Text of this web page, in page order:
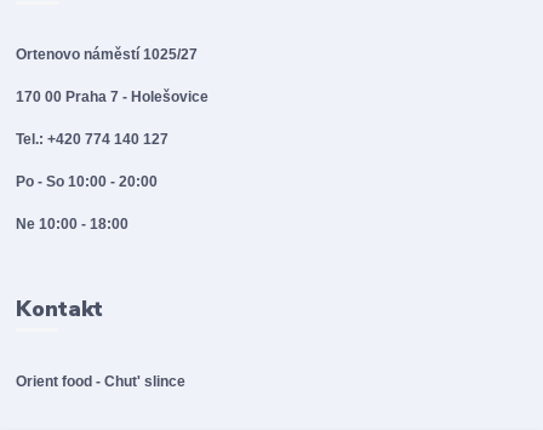
Ortenovo náměstí 1025/27
170 00 Praha 7 - Holešovice
Tel.: +420 774 140 127
Po - So 10:00 - 20:00
Ne 10:00 - 18:00
Kontakt
Orient food - Chut' slince